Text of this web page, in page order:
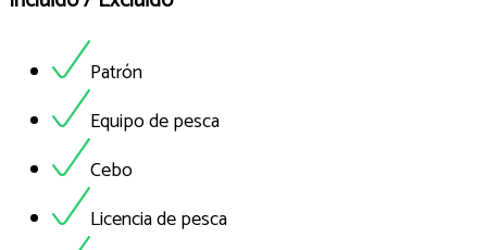
Patrón
Equipo de pesca
Cebo
Licencia de pesca